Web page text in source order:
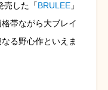
売した「BRULEE 」
帯ながら大ブレイ
る野心作といえま